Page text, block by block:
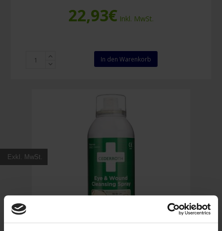
Exkl. MwSt.
22,93€ Inkl. MwSt.
Augenspülung
In den Warenkorb